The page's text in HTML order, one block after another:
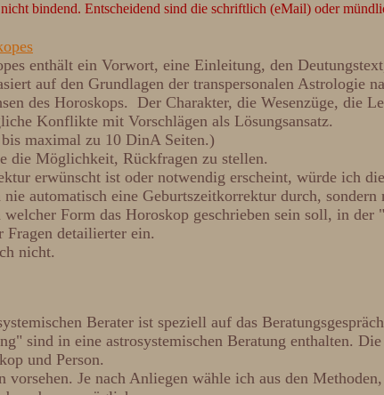
bindend. Entscheidend sind die schriftlich (eMail) oder
enthält ein Vorwort, eine Einleitung, den
auf den Grundlagen der transpersonalen Astrologie
des Horoskops. Der Charakter, die Wesenzüge, die
Konflikte mit Vorschlägen als Lösungsansatz.
maximal zu 10 DinA Seiten.)
die Möglichkeit, Rückfragen zu stellen.
erwünscht ist oder notwendig erscheint, würde ich
automatisch eine Geburtszeitkorrektur durch, sondern
Form das Horoskop geschrieben sein soll, in
Fragen detailierter ein.
nicht.
Berater ist speziell auf das
sind in eine astrosystemischen Beratung enthalten.
und Person.
vorsehen. Je nach Anliegen wähle ich aus den